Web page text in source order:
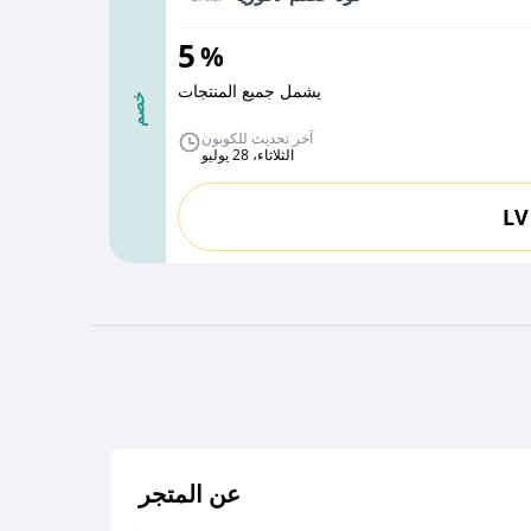
خصم
5%
يشمل جميع المنتجات
آخر تحديث للكوبون
الثلاثاء، 28 يوليو
LV
عن المتجر